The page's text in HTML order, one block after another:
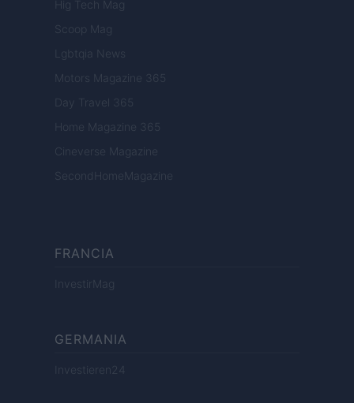
Hig Tech Mag
Scoop Mag
Lgbtqia News
Motors Magazine 365
Day Travel 365
Home Magazine 365
Cineverse Magazine
SecondHomeMagazine
FRANCIA
InvestirMag
GERMANIA
Investieren24